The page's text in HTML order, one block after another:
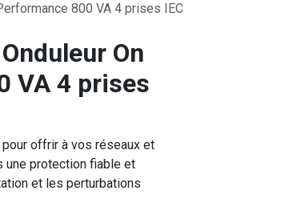
800 VA 4 prises IEC
On
VA 4 prises
pour offrir à vos réseaux et
protection fiable et
et les perturbations